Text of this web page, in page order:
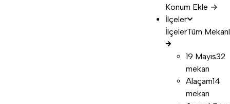
Konum Ekle →
İlçeler
İlçelerTüm
19 Mayıs32
mekan
Alaçam14
mekan